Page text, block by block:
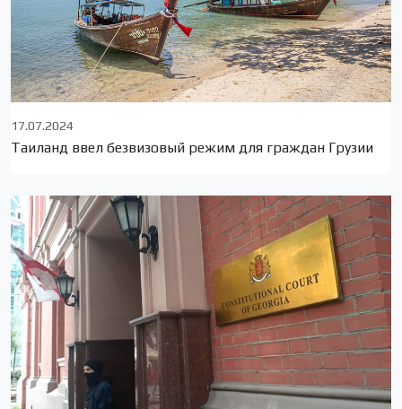
17.07.2024
Таиланд ввел безвизовый режим для граждан Грузии